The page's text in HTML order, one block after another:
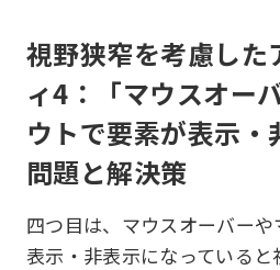
視野狭窄を考慮した
ィ4：「マウスオー
ウトで要素が表示・
問題と解決策
四つ目は、マウスオーバー
表示・非表示になっている